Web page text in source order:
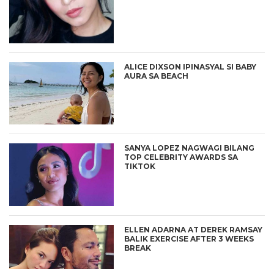
ALICE DIXSON IPINASYAL SI BABY
AURA SA BEACH
SANYA LOPEZ NAGWAGI BILANG
TOP CELEBRITY AWARDS SA
TIKTOK
ELLEN ADARNA AT DEREK RAMSAY
BALIK EXERCISE AFTER 3 WEEKS
BREAK